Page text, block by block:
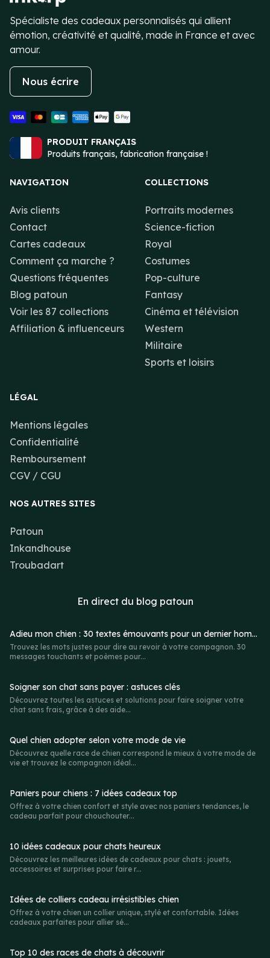
Spécialiste des cadeaux personnalisés qui allient
émotion, créativité et qualité, made in France et avec
amour.
Nous écrire
PRODUIT FRANÇAIS
Produits français, fabrication française !
NAVIGATION
Avis clients
Contact
Cartes cadeaux
Comment ça marche ?
Questions fréquentes
Blog patoun
Voir les 87 collections
Affiliation & influenceurs
COLLECTIONS
Portraits modernes
Science-fiction
Royal
Costumes
Pop-culture
Fantasy
Cinéma et télévision
Western
Militaire
Sports et loisirs
LÉGAL
Mentions légales
Confidentialité
Remboursement
CGV / CGU
NOS AUTRES SITES
Patoun
Inkandhouse
Troubadart
En direct du blog patoun
Adieu mon chien : 30 textes émouvants pour un dernier hommage
Trouvez les mots justes pour dire au revoir à votre compagnon. 30
messages touchants et poèmes pour...
Soigner son chat sans payer : astuces clés
Découvrez toutes les astuces et solutions pour faire soigner votre
chat sans frais, grâce à des aide...
Quel chien adopter selon votre mode de vie
Découvrez quelle race de chien correspond le mieux à votre mode de
vie et trouvez le compagnon idéal...
Paniers pour chiens : 7 idées cadeaux top
Offrez à votre chien confort et style avec nos paniers tendances, le
cadeau parfait pour chouchouter...
10 idées cadeaux pour chats heureux
Découvrez les meilleures idées de cadeaux pour chats : jouets,
accessoires et surprises pour faire r...
Idées de colliers cadeau irrésistibles chien
Offrez à votre chien un collier unique, stylé et confortable. Idées
cadeaux parfaites pour allier sé...
Top 10 des races de chats à découvrir